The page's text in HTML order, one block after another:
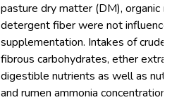
pasture dry matter (DM), organic
detergent fiber were not
supplementation. Intakes of crude
fibrous carbohydrates, ether
digestible nutrients as well as
and rumen ammonia concentration